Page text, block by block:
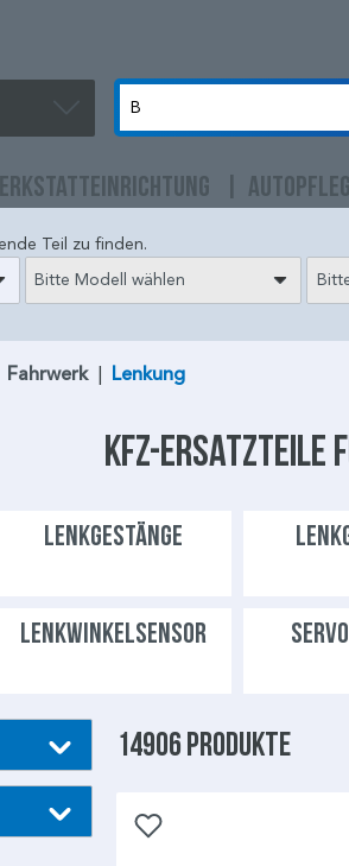
Teil zu finden.
Bitte Modell wählen
Fahrwerk Lenkung
Kfz-Ersatzteile
LENKGESTÄNGE
LENKWINKELSENSOR
14906 Produkte